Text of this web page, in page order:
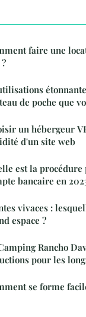
faire une
de poche que
un hébergeur
d'un site web
est la
bancaire en
vivaces :
espace ?
Rancho
pour les
se forme